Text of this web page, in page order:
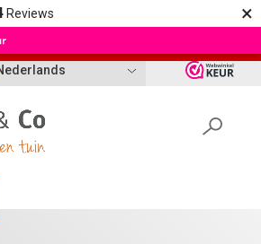
Reviews ×
worden bestellingen
i.v.m. vakantie